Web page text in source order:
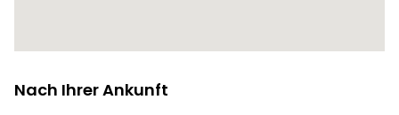
Nach Ihrer Ankunft